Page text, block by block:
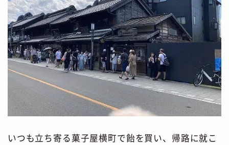
いつも立ち寄る菓子屋横町で飴を買い、帰路に就こ